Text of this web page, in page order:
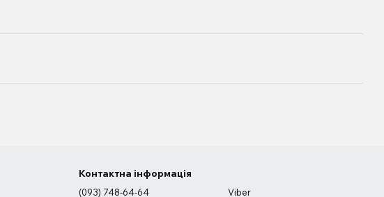
Контактна інформація
(093) 748-64-64 Viber